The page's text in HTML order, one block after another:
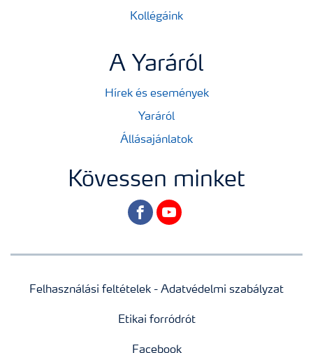
Kollégáink
A Yaráról
Hírek és események
Yaráról
Állásajánlatok
Kövessen minket
facebookyoutube
Felhasználási feltételek - Adatvédelmi szabályzat
Etikai forródrót
Facebook